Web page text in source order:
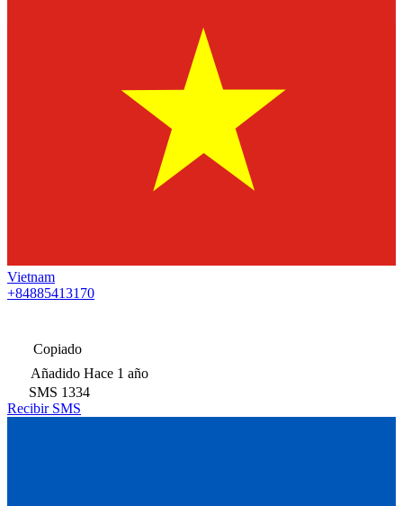
Vietnam
+84885413170
Copiado
Añadido Hace 1 año
SMS 1334
Recibir SMS